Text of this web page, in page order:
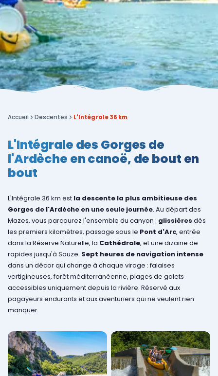
Accueil Descentes L'Intégrale 36 km
L'Intégrale des Gorges de
l'Ardèche en canoë, de bout en
bout
L'Intégrale 36 km est la descente la plus ambitieuse des
Gorges de l'Ardèche en une seule journée. Au départ des
Mazes, vous parcourez l'ensemble du canyon : glissières dès
les premiers kilomètres, passage sous le Pont d'Arc, entrée
dans la Réserve Naturelle, la Cathédrale, et une dizaine de
rapides jusqu'à Sauze. Sept heures de navigation intense
dans un décor qui change à chaque virage : falaises
vertigineuses, forêt méditerranéenne, plages de galets
accessibles uniquement depuis la rivière. Réservé aux
pagayeurs endurants et aux aventuriers qui ne veulent rien
manquer.